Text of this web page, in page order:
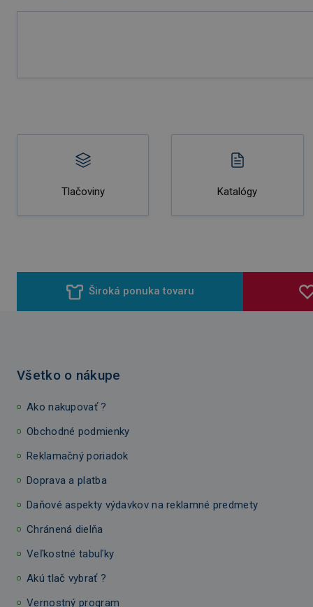
Tlačoviny Katalógy
Široká ponuka tovaru
Všetko o nákupe
Ako nakupovať ?
Obchodné podmienky
Reklamačný poriadok
Doprava a platba
Daňové aspekty výdavkov na reklamné predmety
Chránená dielňa
Veľkostné tabuľky
Akú tlač vybrať ?
Vernostný program